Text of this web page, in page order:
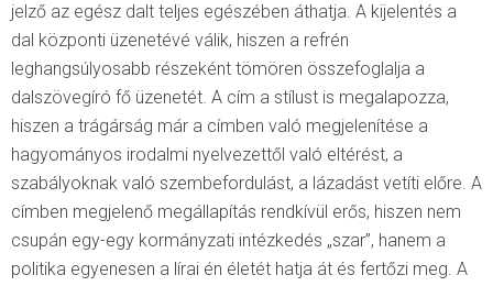
jelző az egész dalt teljes egészében áthatja. A kijelentés a
dal központi üzenetévé válik, hiszen a refrén
leghangsúlyosabb részeként tömören összefoglalja a
dalszövegíró fő üzenetét. A cím a stílust is megalapozza,
hiszen a trágárság már a címben való megjelenítése a
hagyományos irodalmi nyelvezettől való eltérést, a
szabályoknak való szembefordulást, a lázadást vetíti előre. A
címben megjelenő megállapítás rendkívül erős, hiszen nem
csupán egy-egy kormányzati intézkedés „szar”, hanem a
politika egyenesen a lírai én életét hatja át és fertőzi meg. A